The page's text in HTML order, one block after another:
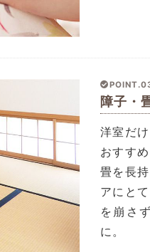
障子・
洋室だ
おすす
畳を長
アにと
を崩さ
に。